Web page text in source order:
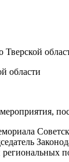
Тверской
области
мероприятия,